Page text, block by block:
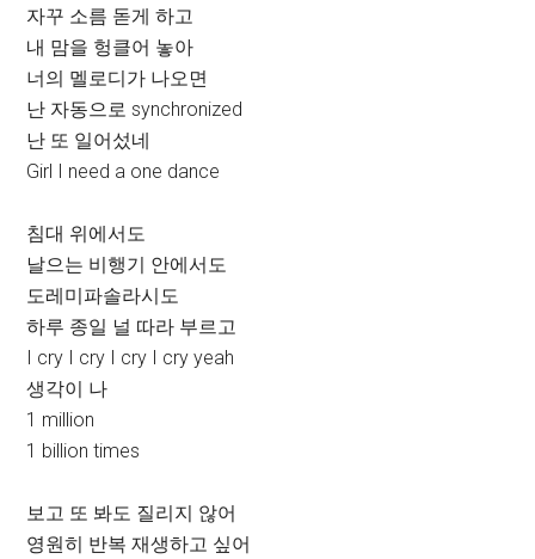
자꾸 소름 돋게 하고
내 맘을 헝클어 놓아
너의 멜로디가 나오면
난 자동으로 synchronized
난 또 일어섰네
Girl I need a one dance
침대 위에서도
날으는 비행기 안에서도
도레미파솔라시도
하루 종일 널 따라 부르고
I cry I cry I cry I cry yeah
생각이 나
1 million
1 billion times
보고 또 봐도 질리지 않어
영원히 반복 재생하고 싶어